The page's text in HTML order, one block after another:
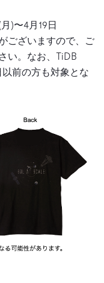
)〜4月19日
ございますので、ご
い。なお、TiDB
前の方も対象とな